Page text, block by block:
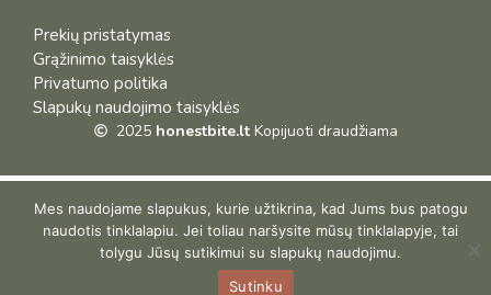
Prekių pristatymas
Grąžinimo taisyklės
Privatumo politika
Slapukų naudojimo taisyklės
2025 honestbite.ltKopijuoti draudžiama
Mes naudojame slapukus, kurie užtikrina, kad Jums bus patogu
naudotis tinklalapiu. Jei toliau naršysite mūsų tinklalapyje, tai
tolygu Jūsų sutikimui su slapukų naudojimu.
Sutinku